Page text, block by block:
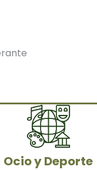
Ocio y Deporte